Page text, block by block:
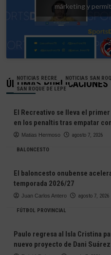
márketing y
ÚLTIMAS PUBLICACIONES
NOTICIAS RECRE NOTICIAS SAN
SAN ROQUE DE LEPE
El Recreativo se lleva el
en los penaltis tras empatar
Matias Hermoso agosto 7, 2026
BALONCESTO
El baloncesto onubense
temporada 2026/27
Juan Carlos Antero agosto 7, 2026
FÚTBOL PROVINCIAL
Paulo regresa al Isla Cristina
nuevo proyecto de Dani Suárez